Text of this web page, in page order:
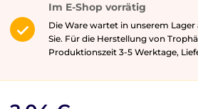
Im E-Shop vorrätig
Die Ware wartet in unserem
Sie. Für die Herstellung von
Produktionszeit 3-5 ​​Werktage,